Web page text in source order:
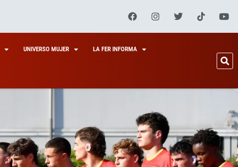
UNIVERSO MUJER LA FER INFORMA